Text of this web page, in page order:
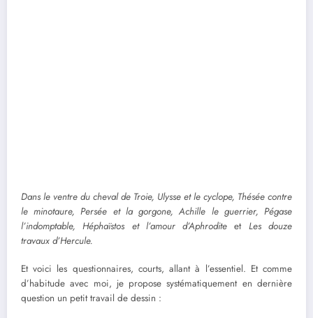
Dans le ventre du cheval de Troie, Ulysse et le cyclope, Thésée contre
le minotaure, Persée et la gorgone, Achille le guerrier, Pégase
l’indomptable, Héphaïstos et l’amour d’AphroditeetLes douze
travaux d’Hercule.
Et voici les questionnaires, courts, allant à l’essentiel. Et comme
d’habitude avec moi, je propose systématiquement en dernière
question un petit travail de dessin :